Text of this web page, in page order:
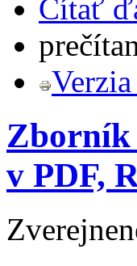
Čítať
Zborník
v PDF,